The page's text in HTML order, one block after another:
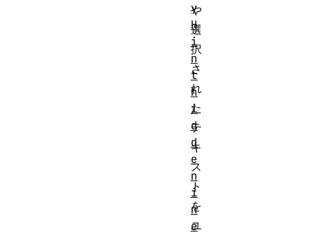
や
選
択
さ
れ
た
テ
キ
ス
ト
を
ユ
y
H
i
n
t
h
i
d
d
e
n
i
n
e